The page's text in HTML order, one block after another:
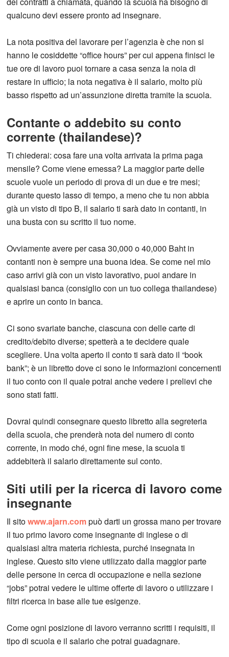
qualcuno devi essere pronto ad insegnare.
La nota positiva del lavorare per l’agenzia è che non si
hanno le cosiddette “office hours” per cui appena finisci le
tue ore di lavoro puoi tornare a casa senza la noia di
restare in ufficio; la nota negativa è il salario, molto più
basso rispetto ad un’assunzione diretta tramite la scuola.
Contante o addebito su conto
corrente (thailandese)?
Ti chiederai: cosa fare una volta arrivata la prima paga
mensile? Come viene emessa? La maggior parte delle
scuole vuole un periodo di prova di un due e tre mesi;
durante questo lasso di tempo, a meno che tu non abbia
già un visto di tipo B, il salario ti sarà dato in contanti, in
una busta con su scritto il tuo nome.
Ovviamente avere per casa 30,000 o 40,000 Baht in
contanti non è sempre una buona idea. Se come nel mio
caso arrivi già con un visto lavorativo, puoi andare in
qualsiasi banca (consiglio con un tuo collega thailandese)
e aprire un conto in banca.
Ci sono svariate banche, ciascuna con delle carte di
credito/debito diverse; spetterà a te decidere quale
scegliere. Una volta aperto il conto ti sarà dato il “book
bank”; è un libretto dove ci sono le informazioni concernenti
il tuo conto con il quale potrai anche vedere i prelievi che
sono stati fatti.
Dovrai quindi consegnare questo libretto alla segreteria
della scuola, che prenderà nota del numero di conto
corrente, in modo ché, ogni fine mese, la scuola ti
addebiterà il salario direttamente sul conto.
Siti utili per la ricerca di lavoro come
insegnante
Il sitowww.ajarn.compuò darti un grossa mano per trovare
il tuo primo lavoro come insegnante di inglese o di
qualsiasi altra materia richiesta, purché insegnata in
inglese. Questo sito viene utilizzato dalla maggior parte
delle persone in cerca di occupazione e nella sezione
“jobs” potrai vedere le ultime offerte di lavoro o utilizzare i
filtri ricerca in base alle tue esigenze.
Come ogni posizione di lavoro verranno scritti i requisiti, il
tipo di scuola e il salario che potrai guadagnare.